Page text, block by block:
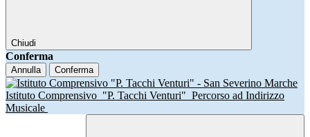
Chiudi
Conferma
Annulla Conferma
Istituto Comprensivo "P. Tacchi Venturi" Percorso ad Indirizzo
Musicale